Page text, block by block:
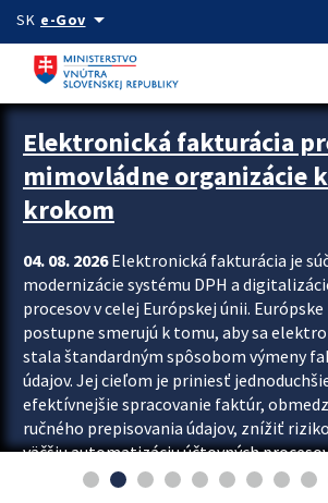
Preskocit na hlavný obsah
SK e-Govarrow_drop_down
Zastavit automatický posun upútavok
Elektronická fakturácia
mimovládne organizácie
krokom
04. 08. 2026Elektronická fakturácia je
modernizácie systému DPH a
procesov v celej Európskej únii.
postupne smerujú k tomu, aby sa
stala štandardným spôsobom výmeny
údajov. Jej cieľom je priniesť
efektívnejšie spracovanie faktúr,
ručného prepisovania údajov, znížiť
väčšiu automatizáciu účtovných
fakturácia preto nepredstavuje...